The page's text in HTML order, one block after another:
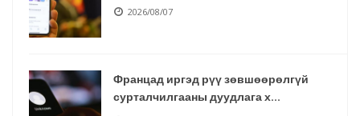
2026/08/07
Францад иргэд рүү зөвшөөрөлгүй
сурталчилгааны дуудлага х...